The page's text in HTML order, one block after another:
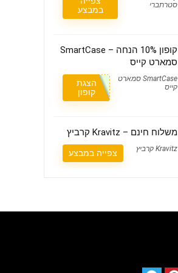
סטרתברי
במבצע
קופון 10% הנחה – SmartCase
סמארט קייס
SmartCase סמארט
קייס
הצגת
קופון
משלוח חינם – Kravitz קרביץ
Kravitz קרביץ צפייה במבצע